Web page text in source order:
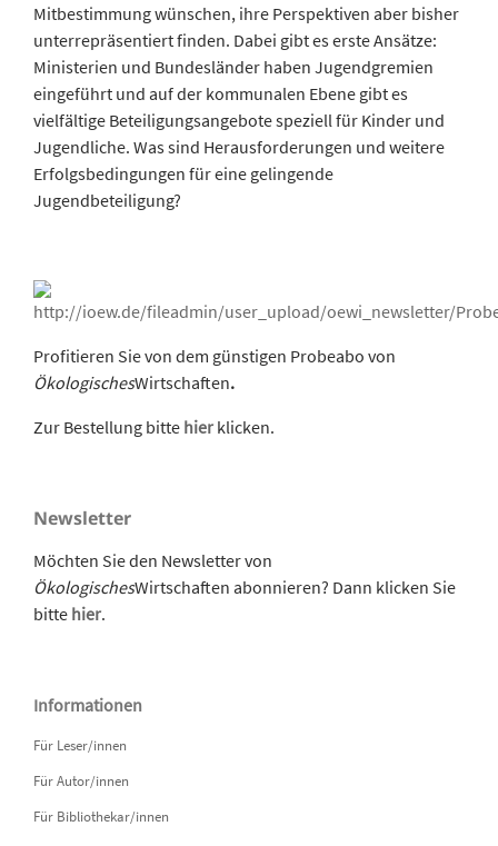
Mitbestimmung wünschen, ihre Perspektiven aber bisher
unterrepräsentiert finden. Dabei gibt es erste Ansätze:
Ministerien und Bundesländer haben Jugendgremien
eingeführt und auf der kommunalen Ebene gibt es
vielfältige Beteiligungsangebote speziell für Kinder und
Jugendliche. Was sind Herausforderungen und weitere
Erfolgsbedingungen für eine gelingende
Jugendbeteiligung?
Profitieren Sie von dem günstigen Probeabo von
ÖkologischesWirtschaften.
Zur Bestellung bitte hier klicken.
Newsletter
Möchten Sie den Newsletter von
ÖkologischesWirtschaften abonnieren? Dann klicken Sie
bitte hier.
Informationen
Für Leser/innen
Für Autor/innen
Für Bibliothekar/innen